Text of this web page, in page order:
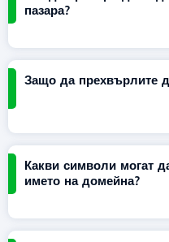
пазара?
Защо да прехвърлите
Какви символи могат
името на домейна?